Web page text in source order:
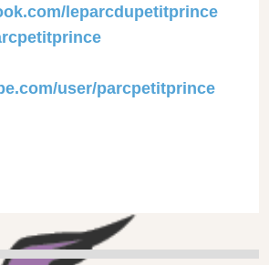
leparcdupetitprince
user/parcpetitprince